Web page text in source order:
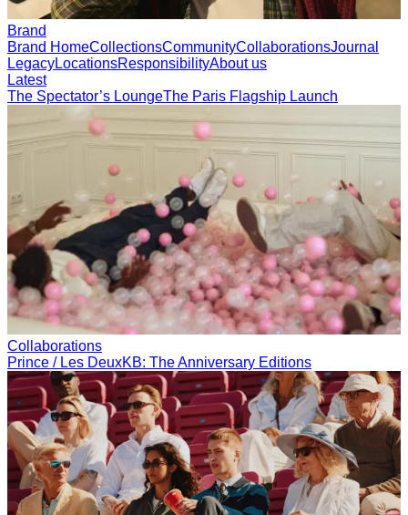
Brand
Brand HomeCollectionsCommunityCollaborationsJournal
LegacyLocationsResponsibilityAbout us
Latest
The Spectator’s LoungeThe Paris Flagship Launch
Collaborations
Prince / Les DeuxKB: The Anniversary Editions